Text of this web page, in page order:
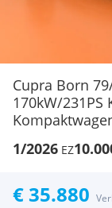
Cupra Born
170kW/231PS
1/2026 EZ
€ 35.880